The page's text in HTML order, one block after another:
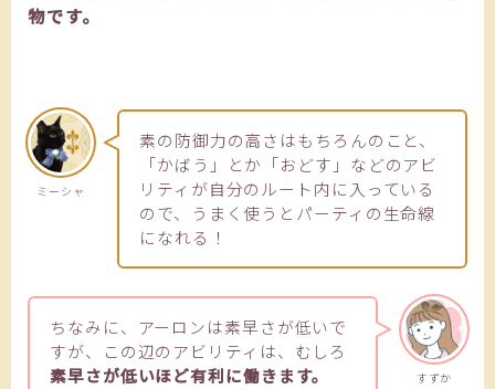
物です。
ミーシャ
素の防御力の高さはもちろんのこと、
「かばう」とか「おどす」などのアビ
リティが自分のルート内に入っている
ので、うまく使うとパーティの生命線
になれる！
すずか
ちなみに、アーロンは素早さが低いで
すが、この辺のアビリティは、むしろ
素早さが低いほど有利に働きます。